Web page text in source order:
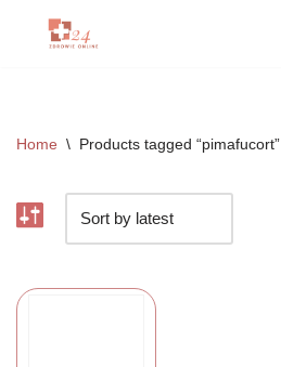
Home \ Products tagged “pimafucort”